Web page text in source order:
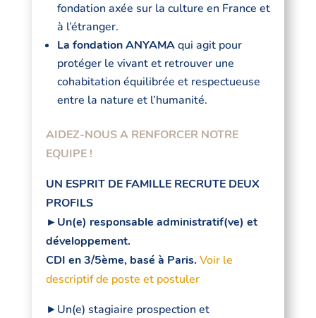
fondation axée sur la culture en France et
à l’étranger.
La fondation ANYAMAqui agit pour
protéger le vivant et retrouver une
cohabitation équilibrée et respectueuse
entre la nature et l’humanité.
AIDEZ-NOUS A RENFORCER NOTRE
EQUIPE !
UN ESPRIT DE FAMILLE RECRUTE DEUX
PROFILS
►Un(e) responsable administratif(ve) et
développement.
CDI en 3/5ème, basé à Paris. Voir le
descriptif de poste et postuler
►Un(e) stagiaire prospection et